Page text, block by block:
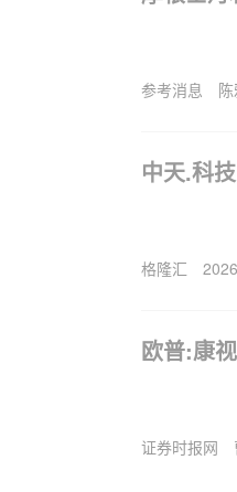
参考消息
中天.科
格隆汇
欧普:康
证券时报网